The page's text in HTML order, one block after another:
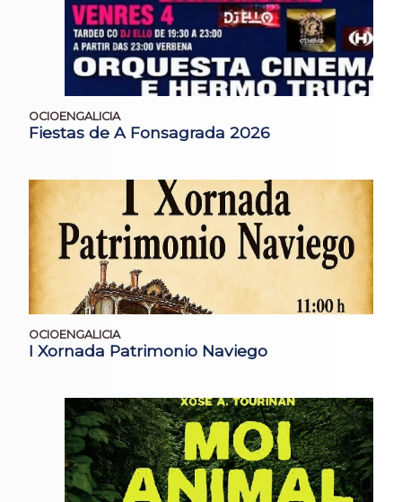
OCIOENGALICIA
Fiestas de A Fonsagrada 2026
OCIOENGALICIA
I Xornada Patrimonio Naviego